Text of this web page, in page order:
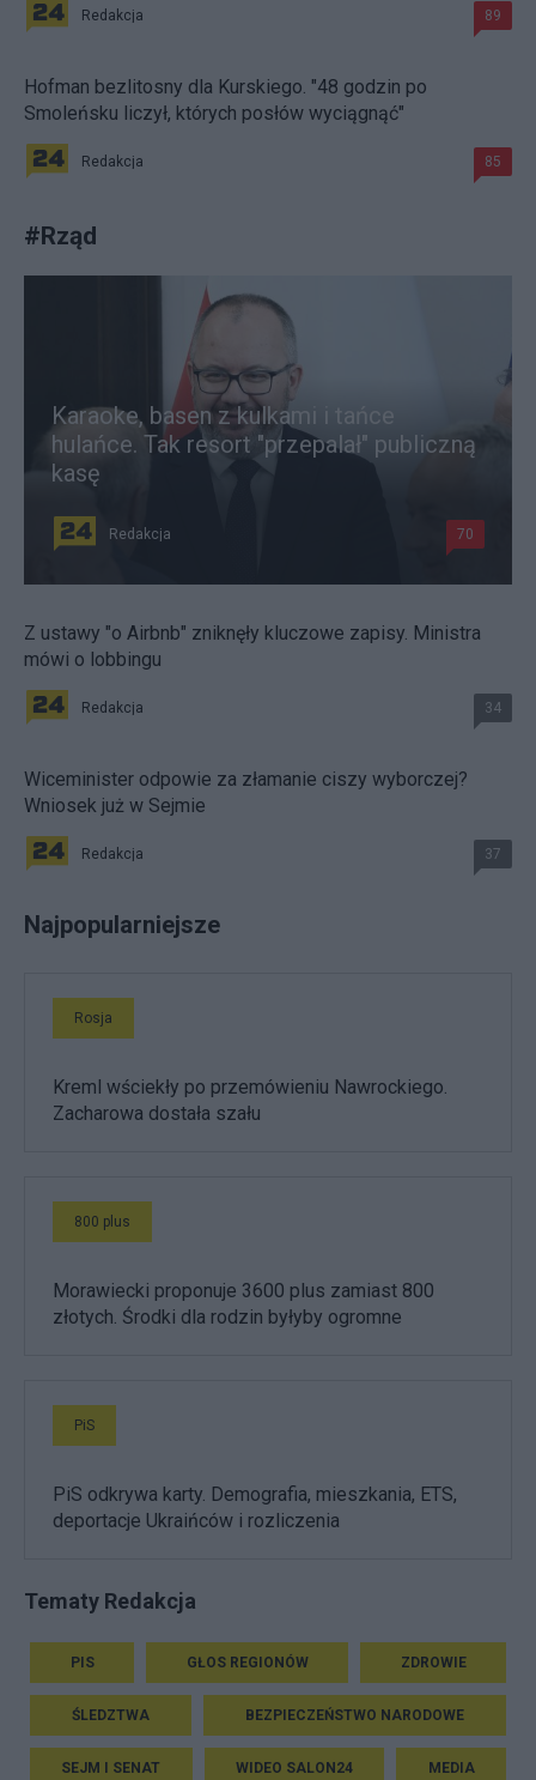
Redakcja 89
Hofman bezlitosny dla Kurskiego. "48 godzin po
Smoleńsku liczył, których posłów wyciągnąć"
Redakcja 85
#Rząd
Karaoke, basen z kulkami i tańce
hulańce. Tak resort "przepalał" publiczną
kasę
Redakcja 70
Z ustawy "o Airbnb" zniknęły kluczowe zapisy. Ministra
mówi o lobbingu
Redakcja 34
Wiceminister odpowie za złamanie ciszy wyborczej?
Wniosek już w Sejmie
Redakcja 37
Najpopularniejsze
Rosja
Kreml wściekły po przemówieniu Nawrockiego.
Zacharowa dostała szału
800 plus
Morawiecki proponuje 3600 plus zamiast 800
złotych. Środki dla rodzin byłyby ogromne
PiS
PiS odkrywa karty. Demografia, mieszkania, ETS,
deportacje Ukraińców i rozliczenia
Tematy Redakcja
PIS GŁOS REGIONÓW ZDROWIE
ŚLEDZTWA BEZPIECZEŃSTWO NARODOWE
SEJM I SENAT WIDEO SALON24 MEDIA